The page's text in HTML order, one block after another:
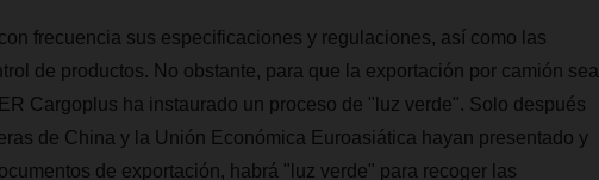
frecuencia sus especificaciones y regulaciones, así como las
de productos. No obstante, para que la exportación por camión sea
Cargoplus ha instaurado un proceso de "luz verde". Solo después
de China y la Unión Económica Euroasiática hayan presentado y
de exportación, habrá "luz verde" para recoger las